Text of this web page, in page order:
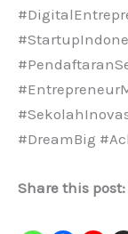
#DreamBig
Share this post: